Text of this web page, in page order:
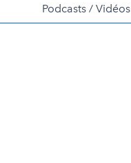
Podcasts / Vidéos